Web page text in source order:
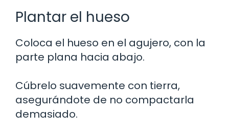
Plantar el hueso
Coloca el hueso en el agujero, con la
parte plana hacia abajo.
Cúbrelo suavemente con tierra,
asegurándote de no compactarla
demasiado.